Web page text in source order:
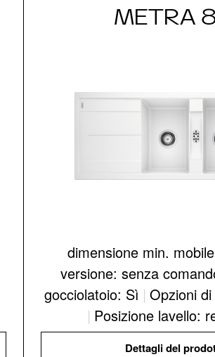
METRA
dimensione min.
versione: senza
gocciolatoio: Sì | Opzioni
| Posizione lavello:
Dettagli del